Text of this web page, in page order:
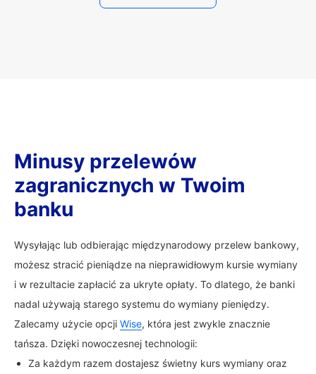
Minusy przelewów
zagranicznych w Twoim
banku
Wysyłając lub odbierając międzynarodowy przelew bankowy,
możesz stracić pieniądze na nieprawidłowym kursie wymiany
i w rezultacie zapłacić za ukryte opłaty. To dlatego, że banki
nadal używają starego systemu do wymiany pieniędzy.
Zalecamy użycie opcji Wise, która jest zwykle znacznie
tańsza. Dzięki nowoczesnej technologii:
Za każdym razem dostajesz świetny kurs wymiany oraz